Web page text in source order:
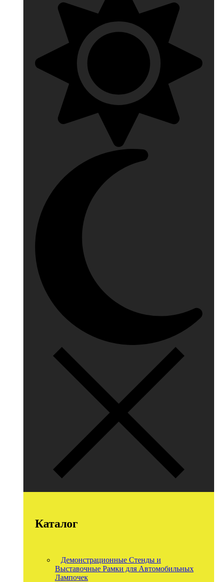
Каталог
Демонстрационные Стенды и
Выставочные Рамки для Автомобильных
Лампочек